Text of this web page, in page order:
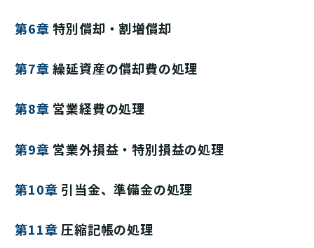
第6章特別償却・割増償却
第7章繰延資産の償却費の処理
第8章 営業経費の処理
第9章 営業外損益・特別損益の処理
第10章 引当金、準備金の処理
第11章 圧縮記帳の処理